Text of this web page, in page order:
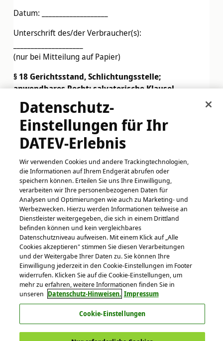
Datum: ___________________
Unterschrift des/der Verbraucher(s):
(nur bei Mitteilung auf Papier)
§ 18 Gerichtsstand, Schlichtungsstelle;
anwendbares Recht; salvatorische Klausel
(1) Informationspflichten gemäß Art. 14 ODR-VO, § 36
VSBG: DATEV nimmt derzeit an keinem
Streitbeilegungsverfahren vor einer
Verbraucherschlichtungsstelle teil und ist nicht dazu
Gerichtsstand gilt, ist ausschließlicher Gerichtsstand
Nürnberg. (2) Die Europäische Kommission stellt ein
Portal für die außergerichtliche Online-Streitbeilegung
(OS-Portal, Art. 14 ODR-VO) bereit. Unsere E-Mail-
Adresse lautet:info@datev.de. (3) Diese
Nutzungsbedingungen unterliegen dem Recht der
Bundesrepublik Deutschland. (4) Sollte eine
Bestimmung dieser Nutzungsbedingungen unwirksam
sein oder werden, so bleibt die Rechtswirksamkeit der
übrigen Bestimmungen hiervon unberührt.
§ 19 Sonstige Bestimmungen
(1) Sofern in diesen Nutzungsbedingungen nicht
ausdrücklich etwas anderes angegeben ist, sind
Datenschutz-
Einstellungen für Ihr
DATEV-Erlebnis
Wir verwenden Cookies und andere Trackingtechnologien,
die Informationen auf Ihrem Endgerät abrufen oder
speichern können. Erteilen Sie uns Ihre Einwilligung,
verarbeiten wir Ihre personenbezogenen Daten für
Analysen und Optimierungen wie auch zu Marketing- und
Werbezwecken. Hierzu werden Informationen teilweise an
Dienstleister weitergegeben, die sich in einem Drittland
befinden können und kein vergleichbares
Datenschutzniveau aufweisen. Mit einem Klick auf „Alle
Cookies akzeptieren" stimmen Sie diesen Verarbeitungen
und der Weitergabe Ihrer Daten zu. Sie können Ihre
Einwilligung jederzeit in den Cookie-Einstellungen im Footer
widerrufen. Klicken Sie auf die Cookie-Einstellungen, um
mehr zu erfahren, weitere Informationen finden Sie in
unseren Datenschutz-Hinweisen. Impressum
Cookie-Einstellungen